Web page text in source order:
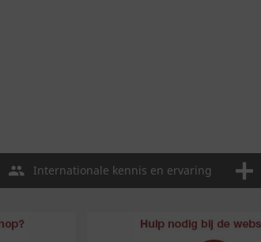
Internationale kennis en ervaring